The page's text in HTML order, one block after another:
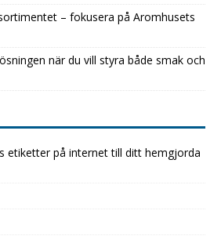
– fokusera på Aromhusets
när du vill styra både smak och
etiketter på internet till ditt hemgjorda